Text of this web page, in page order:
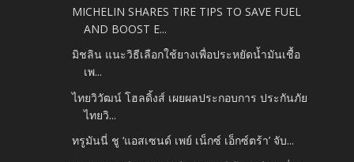
MICHELIN SHARES TIRE TIPS TO SAVE FUEL
AND BOOST E...
มิชลิน แนะวิธีเลือกใช้ยางเพื่อประหยัดน้ำมันเชื้อ
เพ...
ไทยวิวัฒน์ โฮลดิ้งส์ เผยผลประกอบการ ประกันภัย
ไทยวิ...
ทรูมันนี่ ชู ‘แอสเซนด์ เพย์ เน็กซ์ เอ็กซ์ตร้า’ จับ...